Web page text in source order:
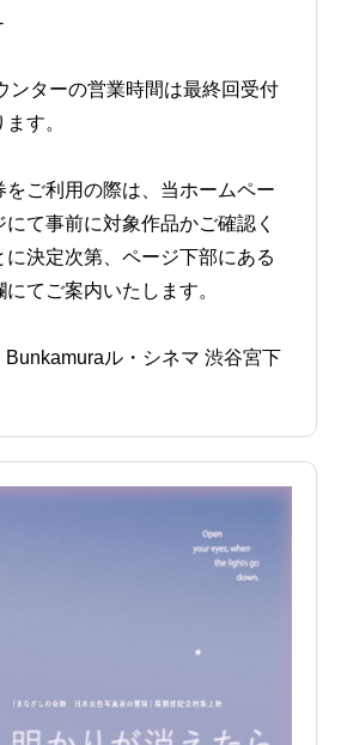
ターの営業時間は最終回受付
す。
をご利用の際は、当ホームペー
て事前に対象作品かご確認く
に決定次第、ページ下部にある
てご案内いたします。
ル・シネマ 渋谷宮下